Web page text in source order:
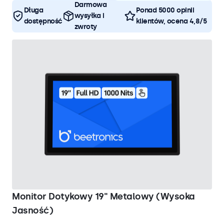
Długa
dostępność
Darmowa
wysyłka i
zwroty
Ponad 5000 opinii
klientów, ocena 4,8/5
Monitor Dotykowy 19" Metalowy (Wysoka
Jasność)